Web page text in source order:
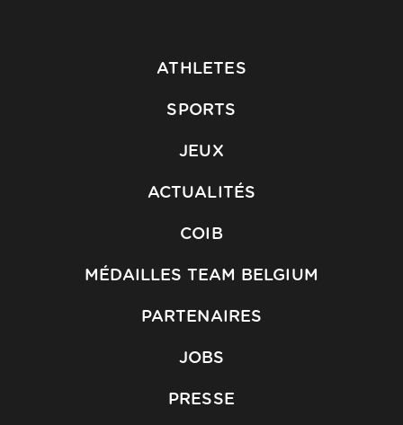
ATHLETES
SPORTS
JEUX
ACTUALITÉS
COIB
MÉDAILLES TEAM BELGIUM
PARTENAIRES
JOBS
PRESSE